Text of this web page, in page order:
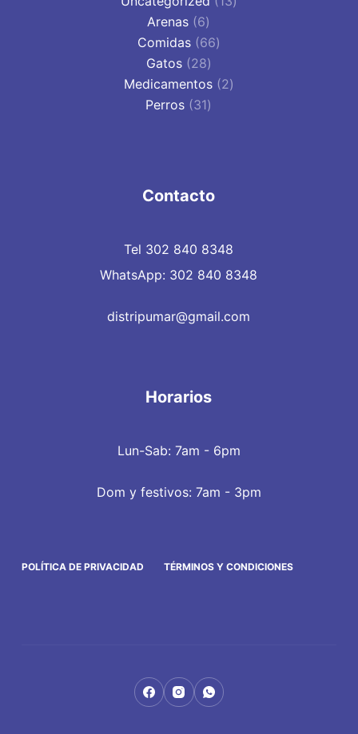
Arenas 66
productos
Comidas 6666
Gatos 2828
productos
Medicamentos 22
Perros 3131
Contacto
Tel 302 840 8348
WhatsApp: 302 840 8348
distripumar@gmail.com
Horarios
Lun-Sab: 7am - 6pm
Dom y festivos: 7am - 3pm
POLÍTICA DE PRIVACIDAD TÉRMINOS Y CONDICIONES